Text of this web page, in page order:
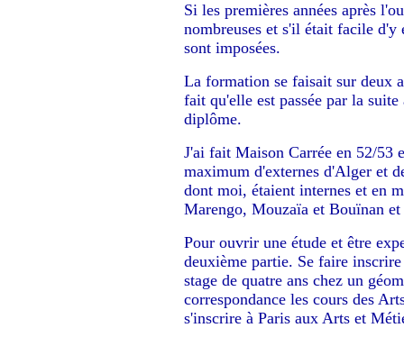
Si les premières années après
nombreuses et s'il était facile d'y
sont imposées.
La formation se faisait sur deux
fait qu'elle est passée par la
diplôme.
J'ai fait Maison Carrée en 52/53
maximum d'externes d'Alger et
dont moi, étaient internes et en
Marengo, Mouzaïa et Bouïnan
Pour ouvrir une étude et être
deuxième partie. Se faire
stage de quatre ans chez un
correspondance les cours des
s'inscrire à Paris aux Arts et